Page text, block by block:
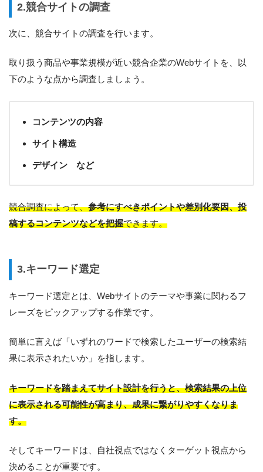
2.競合サイトの調査
次に、競合サイトの調査を行います。
取り扱う商品や事業規模が近い競合企業のWebサイトを、以
下のような点から調査しましょう。
コンテンツの内容
サイト構造
デザイン など
競合調査によって、参考にすべきポイントや差別化要因、投
稿するコンテンツなどを把握できます。
3.キーワード選定
キーワード選定とは、Webサイトのテーマや事業に関わるフ
レーズをピックアップする作業です。
簡単に言えば「いずれのワードで検索したユーザーの検索結
果に表示されたいか」を指します。
キーワードを踏まえてサイト設計を行うと、検索結果の上位
に表示される可能性が高まり、成果に繋がりやすくなりま
す。
そしてキーワードは、自社視点ではなくターゲット視点から
決めることが重要です。